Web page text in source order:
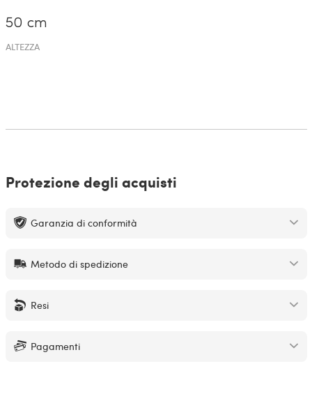
50 cm
ALTEZZA
Protezione degli acquisti
Garanzia di conformità
Metodo di spedizione
Resi
Pagamenti